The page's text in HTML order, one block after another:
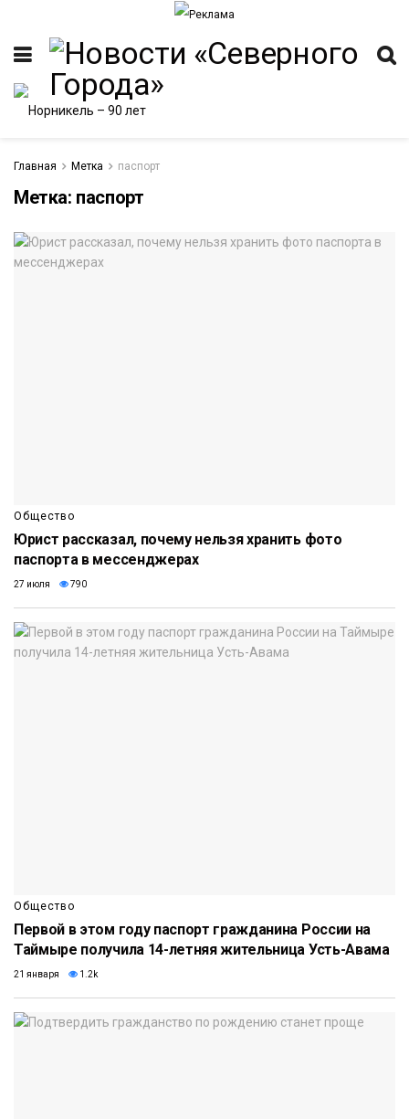
Главная Метка паспорт
Метка: паспорт
Общество
Юрист рассказал, почему нельзя хранить фото
паспорта в мессенджерах
27 июля 790
Общество
Первой в этом году паспорт гражданина России на
Таймыре получила 14-летняя жительница Усть-Авама
21 января 1.2k